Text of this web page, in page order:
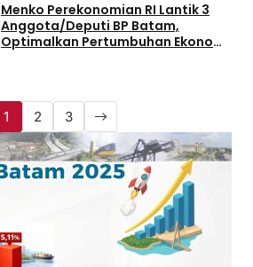
Menko Perekonomian RI Lantik 3
Anggota/Deputi BP Batam,
Optimalkan Pertumbuhan Ekonomi
1 2 3